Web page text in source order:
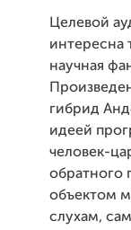
Целевой
интересна
научная
гибрид
идеей
человек-
обратного
объектом
слухам,